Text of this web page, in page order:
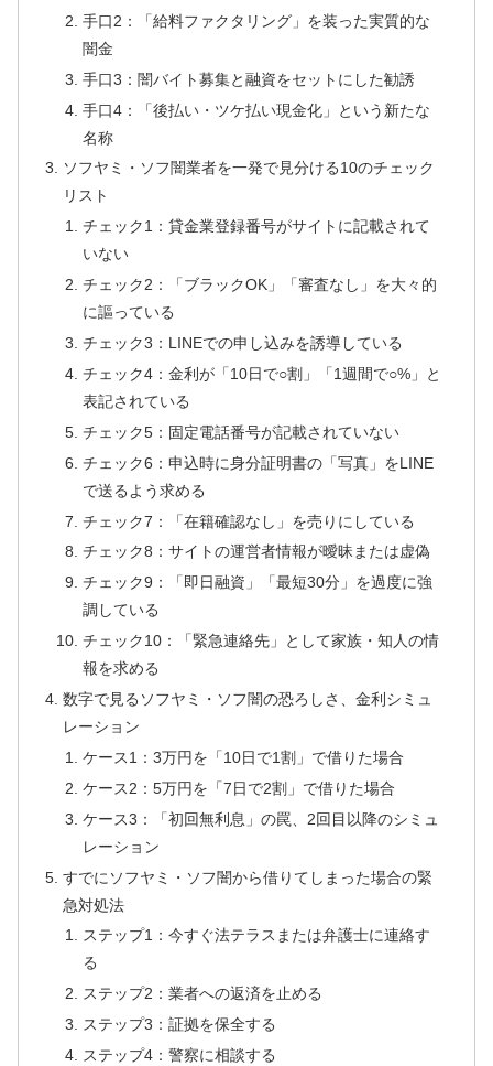
手口2：「給料ファクタリング」を装った実質的な
闇金
手口3：闇バイト募集と融資をセットにした勧誘
手口4：「後払い・ツケ払い現金化」という新たな
名称
ソフヤミ・ソフ闇業者を一発で見分ける10のチェック
リスト
チェック1：貸金業登録番号がサイトに記載されて
いない
チェック2：「ブラックOK」「審査なし」を大々的
に謳っている
チェック3：LINEでの申し込みを誘導している
チェック4：金利が「10日で○割」「1週間で○%」と
表記されている
チェック5：固定電話番号が記載されていない
チェック6：申込時に身分証明書の「写真」をLINE
で送るよう求める
チェック7：「在籍確認なし」を売りにしている
チェック8：サイトの運営者情報が曖昧または虚偽
チェック9：「即日融資」「最短30分」を過度に強
調している
チェック10：「緊急連絡先」として家族・知人の情
報を求める
数字で見るソフヤミ・ソフ闇の恐ろしさ、金利シミュ
レーション
ケース1：3万円を「10日で1割」で借りた場合
ケース2：5万円を「7日で2割」で借りた場合
ケース3：「初回無利息」の罠、2回目以降のシミュ
レーション
すでにソフヤミ・ソフ闇から借りてしまった場合の緊
急対処法
ステップ1：今すぐ法テラスまたは弁護士に連絡す
る
ステップ2：業者への返済を止める
ステップ3：証拠を保全する
ステップ4：警察に相談する